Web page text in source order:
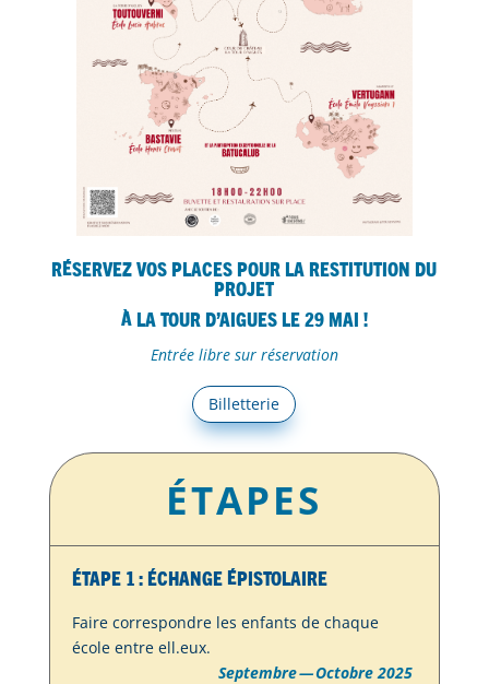
Réservez vos places pour la restitution du
projet
à la Tour d’Aigues le 29 mai !
Entrée libre sur réservation
Billetterie
ÉTAPES
Étape 1 : Échange épistolaire
Faire correspondre les enfants de chaque
école entre ell.eux.
Septembre — Octobre 2025